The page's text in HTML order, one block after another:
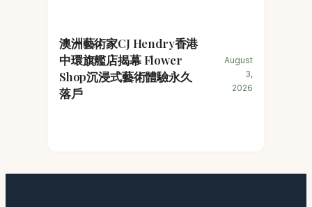
澳洲藝術家CJ Hendry香港
中環旗艦店揭幕 Flower
Shop沉浸式藝術體驗永久
落戶
August
3,
2026